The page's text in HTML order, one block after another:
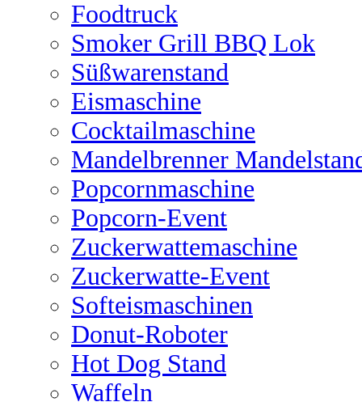
Foodtruck
Smoker Grill BBQ Lok
Süßwarenstand
Eismaschine
Cocktailmaschine
Mandelbrenner
Popcornmaschine
Popcorn-Event
Zuckerwattemaschine
Zuckerwatte-Event
Softeismaschinen
Donut-Roboter
Hot Dog Stand
Waffeln